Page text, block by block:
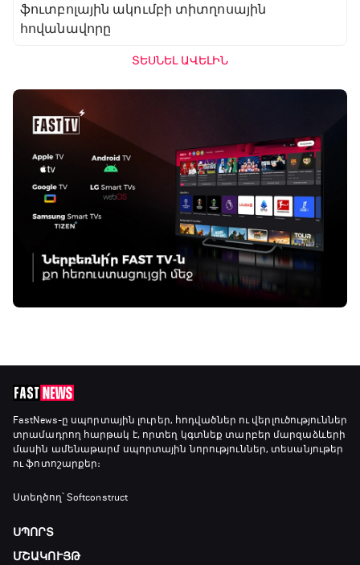
ֆուտբոլային ակումբի տիտղոսային
հովանավորը
ՏԵՍՆԵԼ ԱՎԵԼԻՆ
FastNews-ը սպորտային լուրեր, հոդվածներ ու վերլուծություններ
տրամադրող հարթակ է, որտեղ կգտնեք տարբեր մարզաձևերի
մասին ամենաթարմ սպորտային նորություններ, տեսանյութեր
ու ֆոտոշարքեր։
Ստեղծող՝ Softconstruct
ՍՊՈՐՏ
ՄՇԱԿՈՒՅԹ